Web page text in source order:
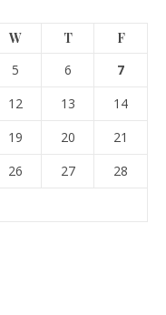
W T
F
5 6
7
12 13
14
19 20
21
26 27
28